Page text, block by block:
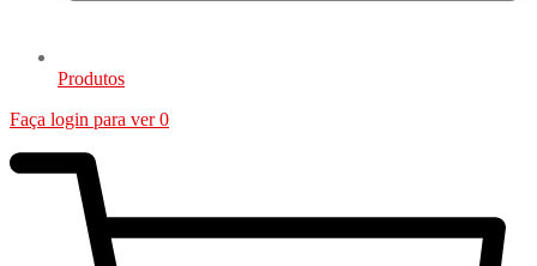
Produtos
Faça login para ver 0